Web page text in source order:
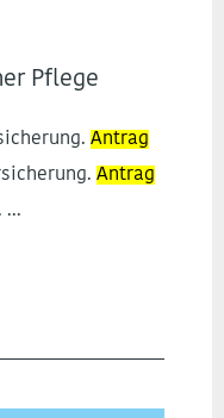
Pflege
Antrag
Antrag
...